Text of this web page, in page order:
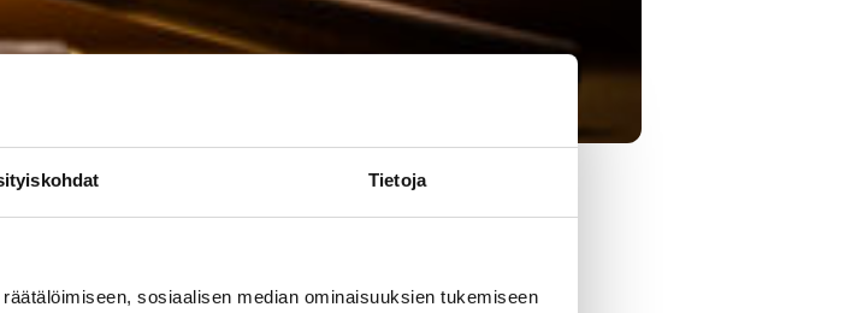
Tietoja
sosiaalisen median ominaisuuksien tukemiseen
TV:stä ajantasaisena tai tallenteena.